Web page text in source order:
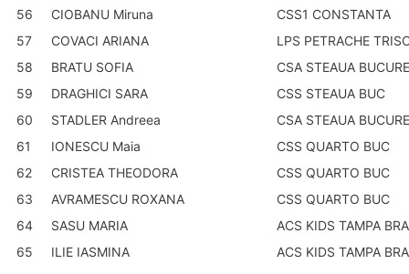
56
CIOBANU Miruna
CSS1 CONSTANTA
57
COVACI ARIANA
LPS PETRACHE
58
BRATU SOFIA
CSA STEAUA
59
DRAGHICI SARA
CSS STEAUA BUC
60
STADLER Andreea
CSA STEAUA
61
IONESCU Maia
CSS QUARTO BUC
62
CRISTEA THEODORA
CSS QUARTO BUC
63
AVRAMESCU ROXANA
CSS QUARTO BUC
64
SASU MARIA
ACS KIDS TAMPA
65
ILIE IASMINA ACS KIDS TAMPA